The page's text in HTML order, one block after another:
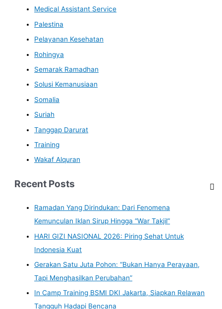
Medical Assistant Service
Palestina
Pelayanan Kesehatan
Rohingya
Semarak Ramadhan
Solusi Kemanusiaan
Somalia
Suriah
Tanggap Darurat
Training
Wakaf Alquran
Recent Posts
Ramadan Yang Dirindukan: Dari Fenomena
Kemunculan Iklan Sirup Hingga “War Takjil”
HARI GIZI NASIONAL 2026: Piring Sehat Untuk
Indonesia Kuat
Gerakan Satu Juta Pohon: “Bukan Hanya Perayaan,
Tapi Menghasilkan Perubahan”
In Camp Training BSMI DKI Jakarta, Siapkan Relawan
Tangguh Hadapi Bencana